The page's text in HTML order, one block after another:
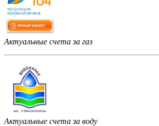
Актуальные счета за газ
Актуальные счета за воду